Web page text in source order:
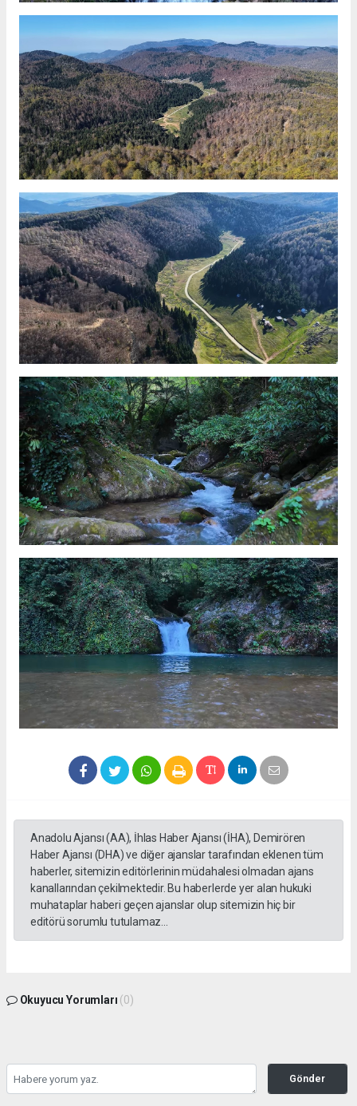
Anadolu Ajansı (AA), İhlas Haber Ajansı (İHA), Demirören
Haber Ajansı (DHA) ve diğer ajanslar tarafından eklenen tüm
haberler, sitemizin editörlerinin müdahalesi olmadan ajans
kanallarından çekilmektedir. Bu haberlerde yer alan hukuki
muhataplar haberi geçen ajanslar olup sitemizin hiç bir
editörü sorumlu tutulamaz...
Okuyucu Yorumları (0)
Gönder